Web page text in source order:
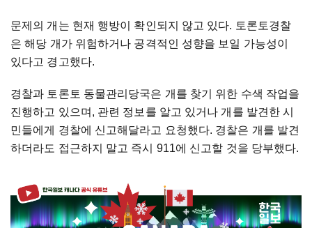
문제의 개는 현재 행방이 확인되지 않고 있다. 토론토경찰
은 해당 개가 위험하거나 공격적인 성향을 보일 가능성이
있다고 경고했다.
경찰과 토론토 동물관리당국은 개를 찾기 위한 수색 작업을
진행하고 있으며, 관련 정보를 알고 있거나 개를 발견한 시
민들에게 경찰에 신고해달라고 요청했다. 경찰은 개를 발견
하더라도 접근하지 말고 즉시 911에 신고할 것을 당부했다.